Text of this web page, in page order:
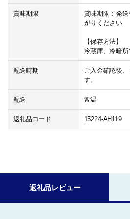
賞味期限
賞味期限：発
がりください
【保存方法】
冷蔵庫、冷暗
配送時期
ご入金確認後
す。
配送 常温
返礼品コード 15224-AH119
返礼品レビュー